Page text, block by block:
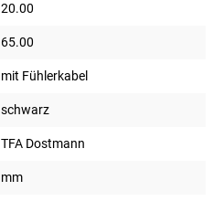
20.00
65.00
mit Fühlerkabel
schwarz
TFA Dostmann
mm